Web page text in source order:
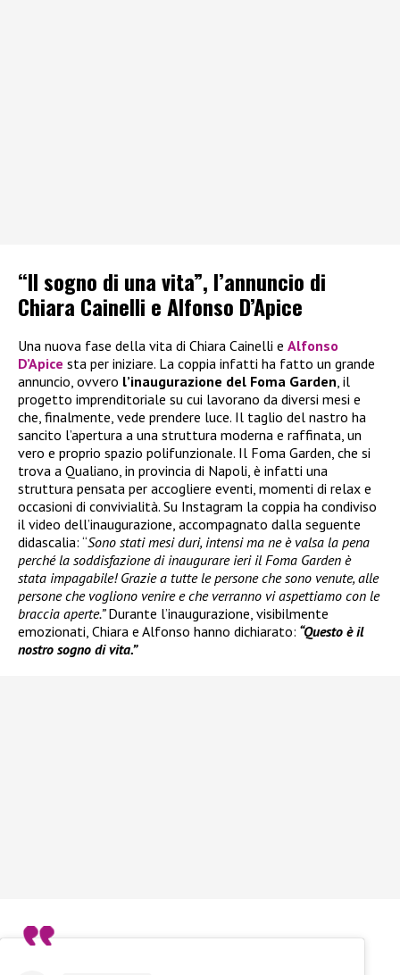
“Il sogno di una vita”, l’annuncio di
Chiara Cainelli e Alfonso D’Apice
Una nuova fase della vita di Chiara Cainelli e Alfonso
D’Apice sta per iniziare. La coppia infatti ha fatto un grande
annuncio, ovvero l’inaugurazione del Foma Garden , il
progetto imprenditoriale su cui lavorano da diversi mesi e
che, finalmente, vede prendere luce. Il taglio del nastro ha
sancito l’apertura a una struttura moderna e raffinata, un
vero e proprio spazio polifunzionale. Il Foma Garden, che si
trova a Qualiano, in provincia di Napoli, è infatti una
struttura pensata per accogliere eventi, momenti di relax e
occasioni di convivialità. Su Instagram la coppia ha condiviso
il video dell’inaugurazione, accompagnato dalla seguente
didascalia: “Sono stati mesi duri, intensi ma ne è valsa la pena
perché la soddisfazione di inaugurare ieri il Foma Garden è
stata impagabile! Grazie a tutte le persone che sono venute, alle
persone che vogliono venire e che verranno vi aspettiamo con le
braccia aperte.”Durante l’inaugurazione, visibilmente
emozionati, Chiara e Alfonso hanno dichiarato: “Questo è il
nostro sogno di vita.”